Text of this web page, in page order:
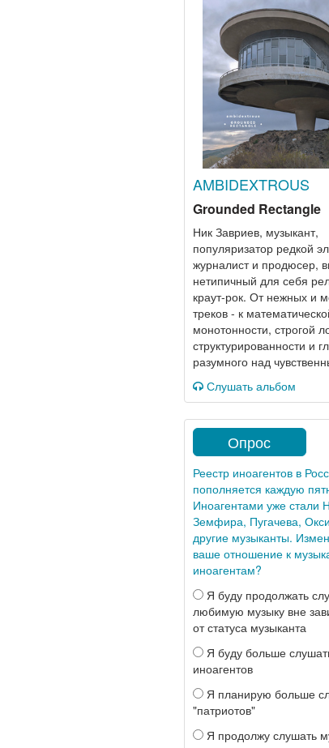
AMBIDEXTROUS
Grounded Rectangle
Ник Завриев, музыкант,
популяризатор редкой
журналист и продюсер,
нетипичный для себя
краут-рок. От нежных и
треков - к
монотонности, строгой
структурированности и
разумного над
Слушать альбом
Опрос
Реестр иноагентов в
пополняется каждую
Иноагентами уже стали
Земфира, Пугачева,
другие музыканты.
ваше отношение к
иноагентам?
Я буду продолжать
любимую музыку вне
от статуса музыканта
Я буду больше
иноагентов
Я планирую больше
"патриотов"
Я продолжу слушать